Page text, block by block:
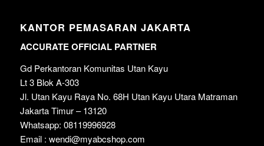
KANTOR PEMASARAN JAKARTA
ACCURATE OFFICIAL PARTNER
Gd Perkantoran Komunitas Utan Kayu
Lt 3 Blok A-303
Jl. Utan Kayu Raya No. 68H Utan Kayu Utara Matraman
Jakarta Timur – 13120
Whatsapp: 08119996928
Email : wendi@myabcshop.com